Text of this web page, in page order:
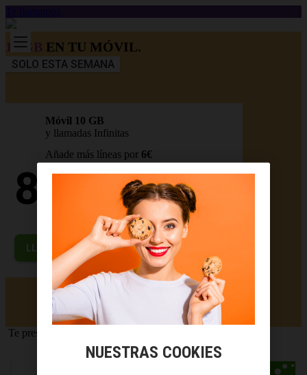
10 GB EN TU MÓVIL.
SOLO ESTA SEMANA
Móvil 10 GB
y llamadas Infinitas
Añade más líneas por 6€
8 €/mes
LLAMADME GRATIS
Te presentamos nuestras tarifas estrella para móvil 5G.
LA SINFÍN 500 MB
NUESTRAS COOKIES